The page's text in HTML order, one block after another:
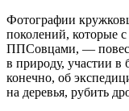
Фотографии
поколений, которые
ППСовцами, —
в природу, участии в
конечно, об
на деревья, рубить